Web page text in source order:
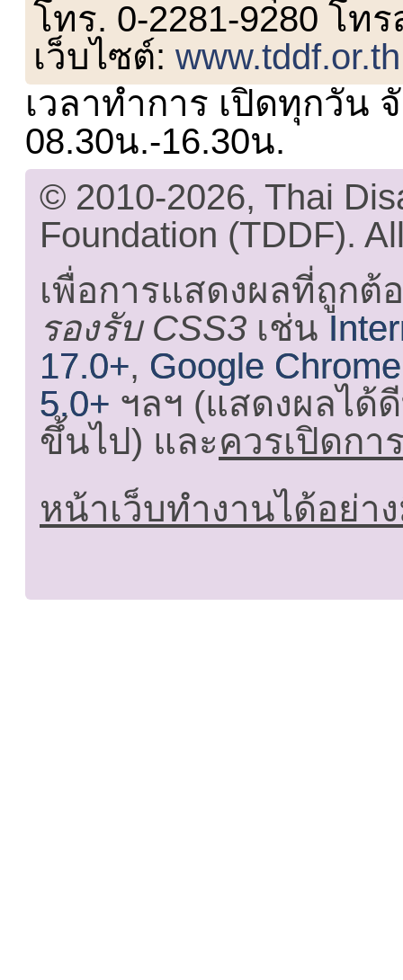
โทร. 0-2281-9280 โท
เว็บไซต์:www.tddf.or.th
เวลาทำการ เปิดทุกวัน
08.30น.-16.30น.
© 2010-2026, Thai
Foundation (TDDF).
เพื่อการแสดงผลที่ถูกต้
รองรับ CSS3 เช่น
17.0+, Google
5.0+ ฯลฯ (แสดงผลได้
ขึ้นไป) และควรเปิดกา
หน้าเว็บทำงานได้อย่า